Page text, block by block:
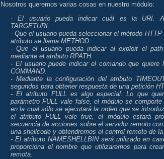
Nosotros queremos varias cosas en nuestro módulo:
- El usuario pueda indicar cuál es la URI.
TARGETURI.
- Que el usuario pueda seleccionar el método
atributo se llama METHOD.
- Que el usuario pueda indicar al exploit el
mediante el atributo RPATH.
- El usuario puede indicar el comando que quiere
COMMAND.
- Mediante la configuración del atributo
segundos para obtener respuesta de una petición
- El atributo FULL es algo especial. Lo que
parámetro FULL vale false, el módulo se
en la cual sólo se ejecutará la orden que se
el atributo FULL vale true, el módulo estará
secuencia de acciones sobre el servidor remoto
una shellcode y obtendremos el control remoto de la
- El atributo NAMESHELLBIN será utilizado en
proporciona el nombre que utilizaremos para
remota.